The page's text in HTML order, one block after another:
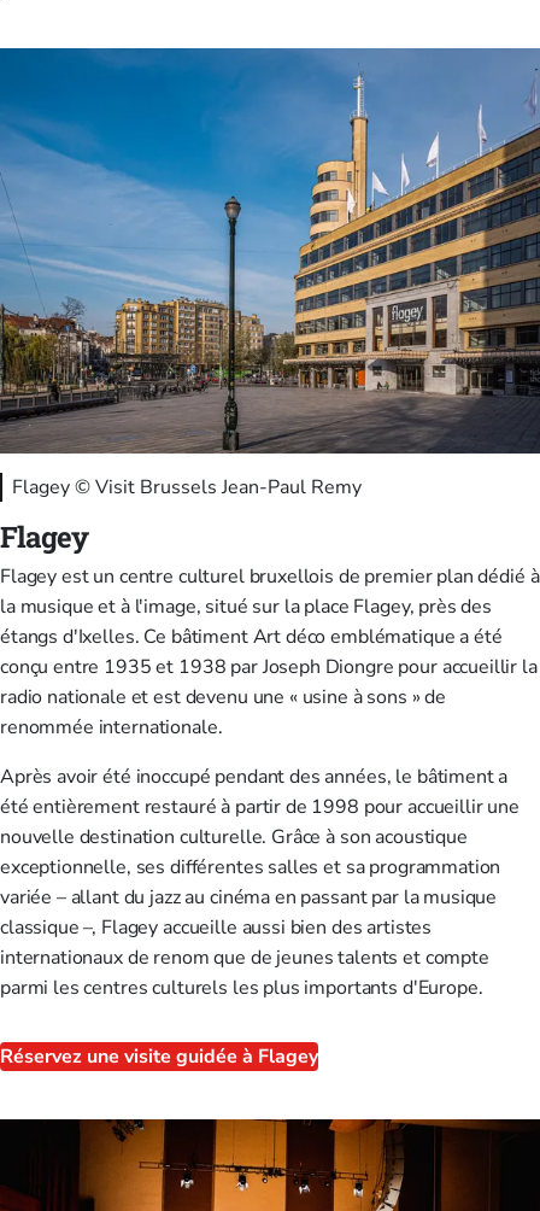
Flagey © Visit Brussels Jean-Paul Remy
Flagey
Flagey est un centre culturel bruxellois de premier plan dédié à
la musique et à l'image, situé sur la place Flagey, près des
étangs d'Ixelles. Ce bâtiment Art déco emblématique a été
conçu entre 1935 et 1938 par Joseph Diongre pour accueillir la
radio nationale et est devenu une « usine à sons » de
renommée internationale.
Après avoir été inoccupé pendant des années, le bâtiment a
été entièrement restauré à partir de 1998 pour accueillir une
nouvelle destination culturelle. Grâce à son acoustique
exceptionnelle, ses différentes salles et sa programmation
variée – allant du jazz au cinéma en passant par la musique
classique –, Flagey accueille aussi bien des artistes
internationaux de renom que de jeunes talents et compte
parmi les centres culturels les plus importants d'Europe.
Réservez une visite guidée à Flagey